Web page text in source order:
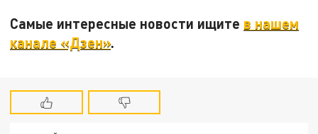
Самые интересные новости ищите в нашем
канале «Дзен».